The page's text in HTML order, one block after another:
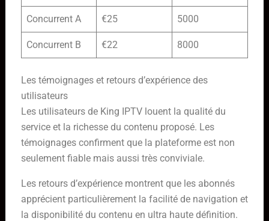
Concurrent A €25 5000
Concurrent B €22 8000
Les témoignages et retours d’expérience des
utilisateurs
Les utilisateurs de King IPTV louent la qualité du
service et la richesse du contenu proposé. Les
témoignages confirment que la plateforme est non
seulement fiable mais aussi très conviviale.
Les retours d’expérience montrent que les abonnés
apprécient particulièrement la facilité de navigation et
la disponibilité du contenu en ultra haute définition.